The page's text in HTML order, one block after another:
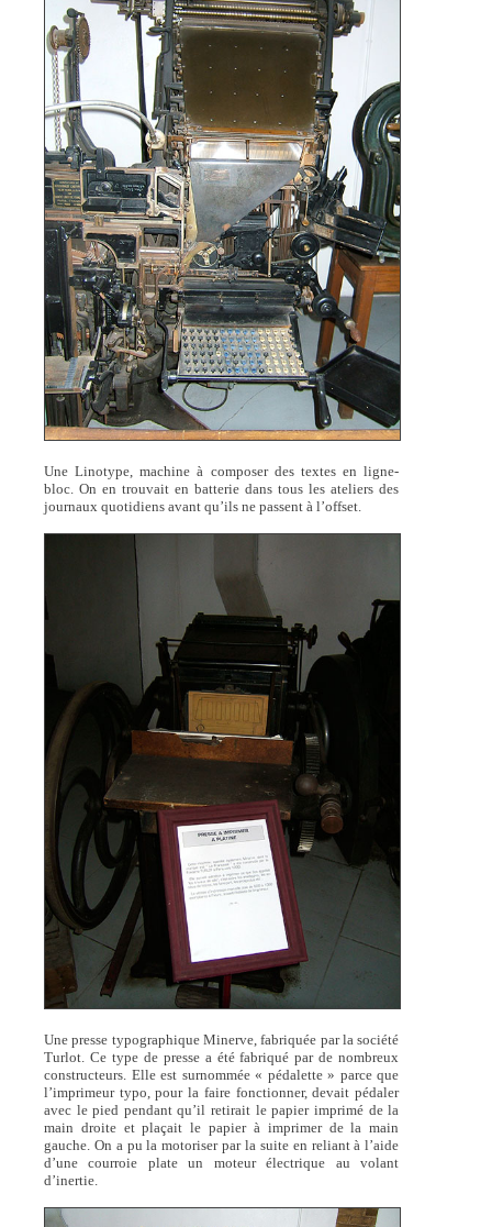
Une Linotype, machine à composer des textes en ligne-
bloc. On en trouvait en batterie dans tous les ateliers des
journaux quotidiens avant qu’ils ne passent à l’offset.
Une presse typographique Minerve, fabriquée par la société
Turlot. Ce type de presse a été fabriqué par de nombreux
constructeurs. Elle est surnommée « pédalette » parce que
l’imprimeur typo, pour la faire fonctionner, devait pédaler
avec le pied pendant qu’il retirait le papier imprimé de la
main droite et plaçait le papier à imprimer de la main
gauche. On a pu la motoriser par la suite en reliant à l’aide
d’une courroie plate un moteur électrique au volant
d’inertie.